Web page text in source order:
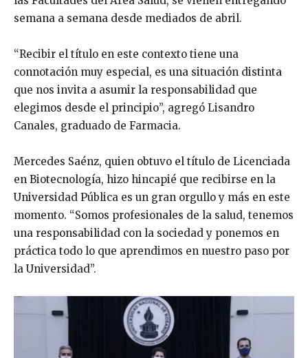
semana a semana desde mediados de abril.
“Recibir el título en este contexto tiene una
connotación muy especial, es una situación distinta
que nos invita a asumir la responsabilidad que
elegimos desde el principio”, agregó Lisandro
Canales, graduado de Farmacia.
Mercedes Saénz, quien obtuvo el título de Licenciada
en Biotecnología, hizo hincapié que recibirse en la
Universidad Pública es un gran orgullo y más en este
momento. “Somos profesionales de la salud, tenemos
una responsabilidad con la sociedad y ponemos en
práctica todo lo que aprendimos en nuestro paso por
la Universidad”.